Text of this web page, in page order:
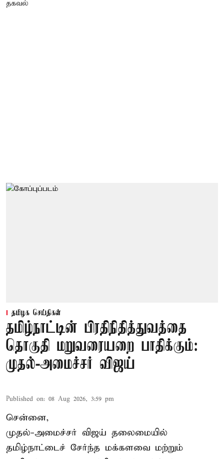
தமிழக செய்திகள்
தமிழ்நாட்டின் பிரதிநிதித்துவத்தை
தொகுதி மறுவரையறை பாதிக்கும்:
முதல்-அமைச்சர் விஜய்
Published on: 08 Aug 2026, 3:59 pm
சென்னை,
முதல்-அமைச்சர் விஜய் தலைமையில்
தமிழ்நாட்டைச் சேர்ந்த மக்களவை மற்றும்